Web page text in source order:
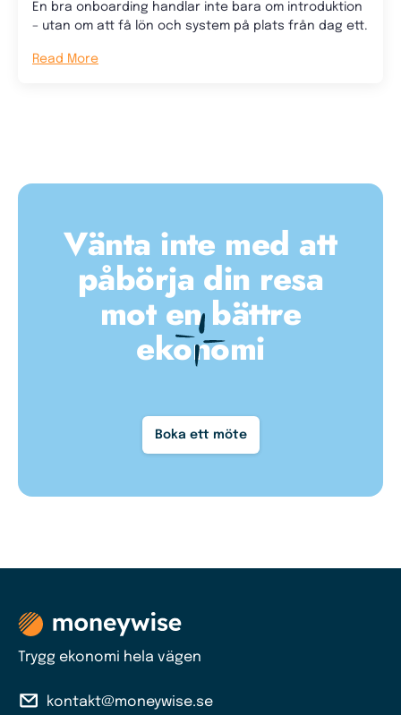
En bra onboarding handlar inte bara om introduktion
– utan om att få lön och system på plats från dag ett.
Read More
Vänta inte med att
påbörja din resa
mot en bättre
ekonomi
Boka ett möte
Trygg ekonomi hela vägen
kontakt@moneywise.se